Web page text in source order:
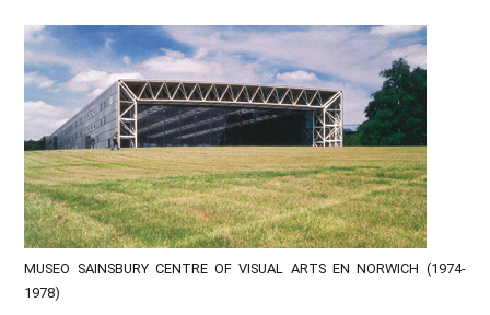
MUSEO SAINSBURY CENTRE OF VISUAL ARTS EN NORWICH (1974-
1978)